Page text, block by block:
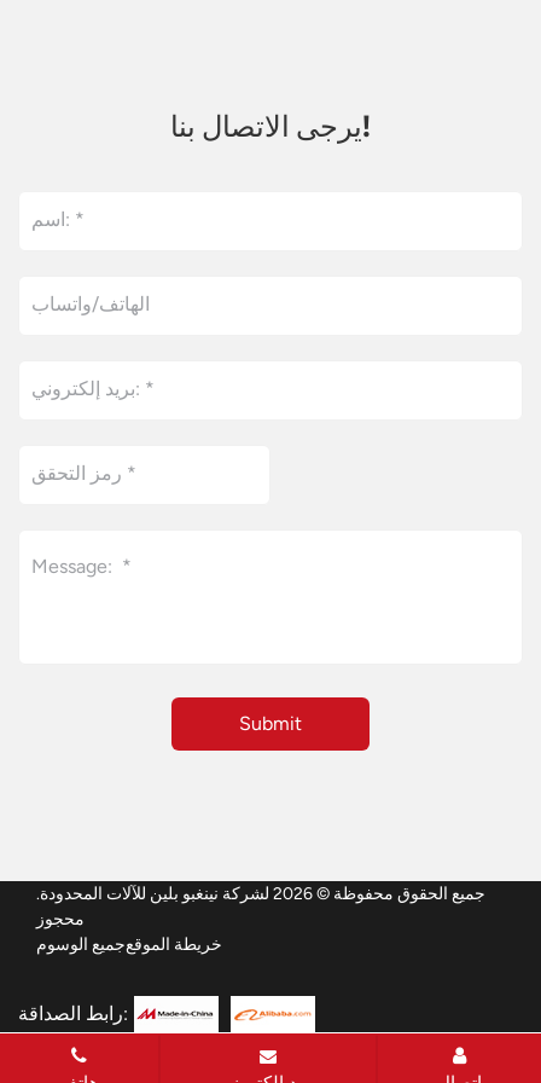
يرجى الاتصال بنا!
جميع الحقوق محفوظة © 2026 لشركة نينغبو بلين للآلات المحدودة.
محجوز
جميع الوسومخريطة الموقع
رابط الصداقة: